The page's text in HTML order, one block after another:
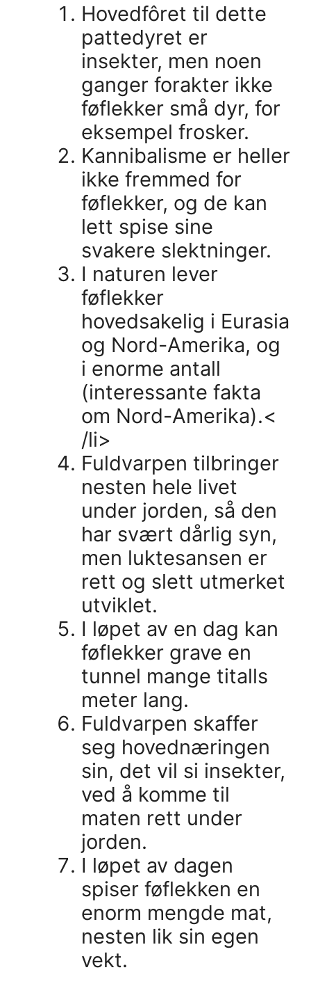
Hovedfôret til dette
pattedyret er
insekter, men noen
ganger forakter ikke
føflekker små dyr, for
eksempel frosker.
Kannibalisme er heller
ikke fremmed for
føflekker, og de kan
lett spise sine
svakere slektninger.
I naturen lever
føflekker
hovedsakelig i Eurasia
og Nord-Amerika, og
i enorme antall
(interessante fakta
om Nord-Amerika).<
/li>
Fuldvarpen tilbringer
nesten hele livet
under jorden, så den
har svært dårlig syn,
men luktesansen er
rett og slett utmerket
utviklet.
I løpet av en dag kan
føflekker grave en
tunnel mange titalls
meter lang.
Fuldvarpen skaffer
seg hovednæringen
sin, det vil si insekter,
ved å komme til
maten rett under
jorden.
I løpet av dagen
spiser føflekken en
enorm mengde mat,
nesten lik sin egen
vekt.